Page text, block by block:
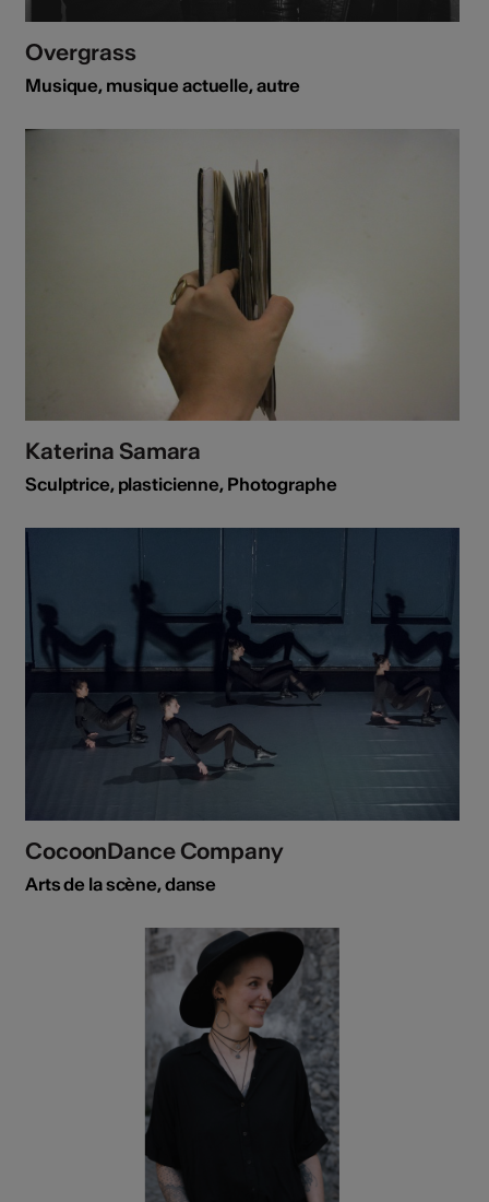
Overgrass
Musique, musique actuelle, autre
Katerina Samara
Sculptrice, plasticienne, Photographe
CocoonDance Company
Arts de la scène, danse